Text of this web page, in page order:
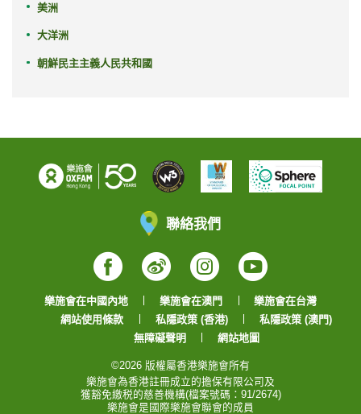
美洲
大洋洲
朝鮮民主主義人民共和國
聯絡我們
Facebook
WeiboInstagram
YouTube
樂施會在中國內地 樂施會在澳門
樂施會在台灣
網站使用條款
私隱政策 (香港)
私隱政策 (澳門)
無障礙聲明
網站地圖
©2026 版權屬香港樂施會所有
樂施會為香港註冊成立的擔保有限公司及
獲豁免繳税的慈善機構(檔案號碼：91/2674)
樂施會是國際樂施會聯會的成員